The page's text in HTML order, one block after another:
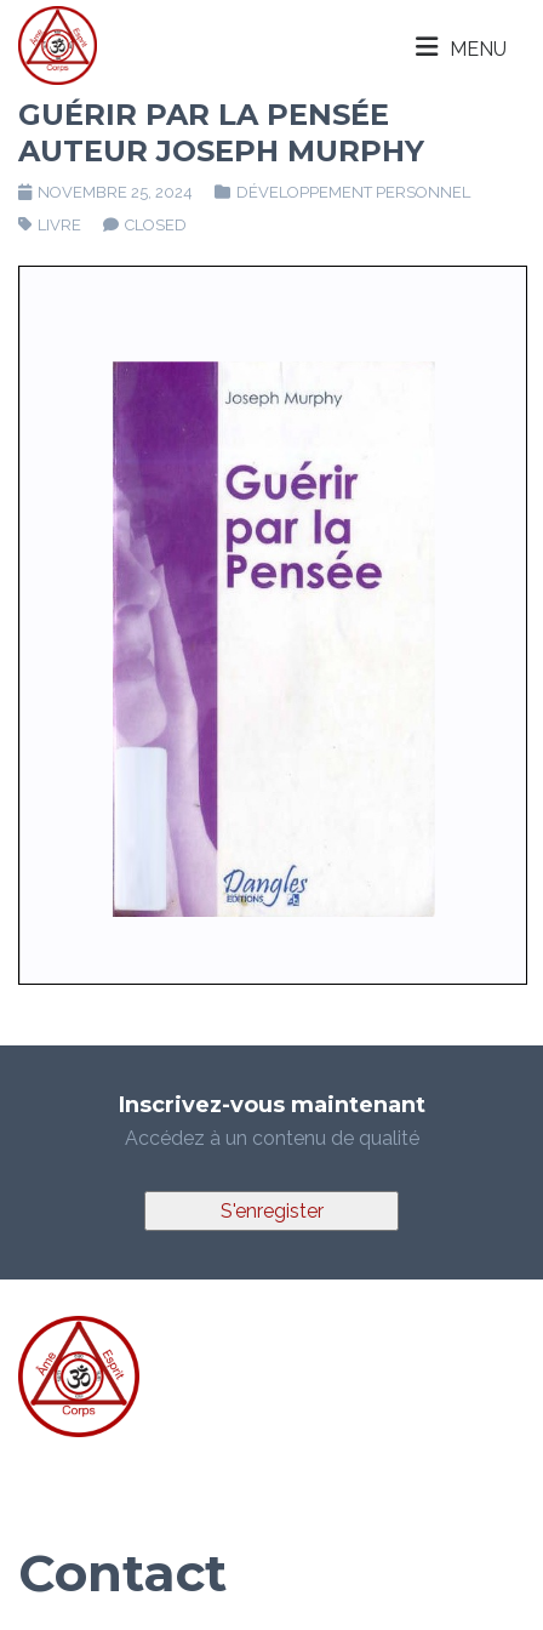
MENU
GUÉRIR PAR LA PENSÉE
AUTEUR JOSEPH MURPHY
NOVEMBRE 25, 2024
DÉVELOPPEMENT PERSONNEL
LIVRE
CLOSED
Inscrivez-vous maintenant
Accédez à un contenu de qualité
S'enregister
Contact